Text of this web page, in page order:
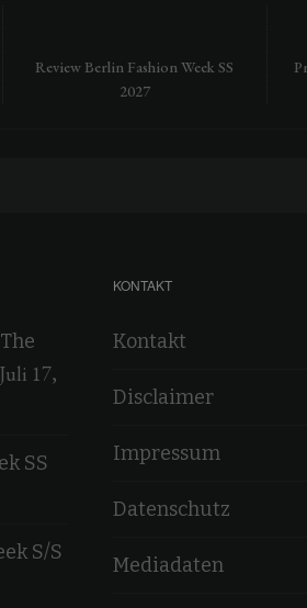
Review Berlin Fashion Week SS
2027
Juli 17,
SS
S/S
KONTAKT
Kontakt
Disclaimer
Impressum
Datenschutz
Mediadaten